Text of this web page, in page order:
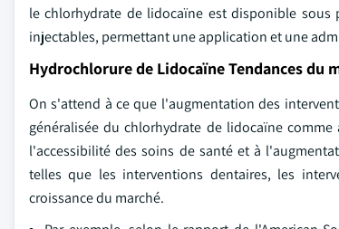
le chlorhydrate de lidocaïne est disponible
injectables, permettant une application et une
Hydrochlorure de Lidocaïne Tendances du
On s'attend à ce que l'augmentation des
généralisée du chlorhydrate de lidocaïne
l'accessibilité des soins de santé et à
telles que les interventions dentaires, les
croissance du marché.